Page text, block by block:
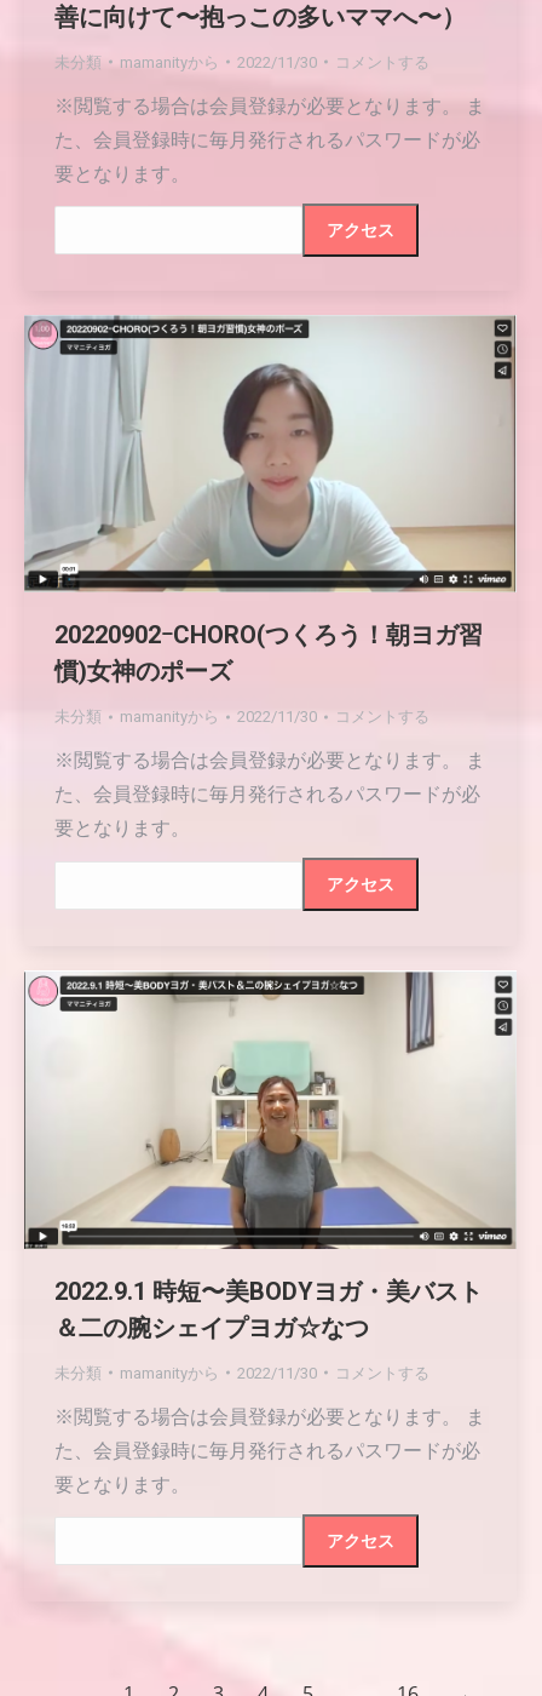
善に向けて〜抱っこの多いママへ〜）
未分類 mamanityから 2022/11/30 コメントする
※閲覧する場合は会員登録が必要となります。 ま
た、会員登録時に毎月発行されるパスワードが必
要となります。
20220902ｰCHORO(つくろう！朝ヨガ習
慣)女神のポーズ
未分類 mamanityから 2022/11/30 コメントする
※閲覧する場合は会員登録が必要となります。 ま
た、会員登録時に毎月発行されるパスワードが必
要となります。
2022.9.1 時短〜美BODYヨガ・美バスト
＆二の腕シェイプヨガ☆なつ
未分類 mamanityから 2022/11/30 コメントする
※閲覧する場合は会員登録が必要となります。 ま
た、会員登録時に毎月発行されるパスワードが必
要となります。